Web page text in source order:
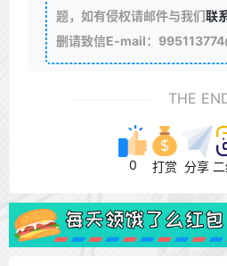
题，如有侵权请邮件与我们联
删请致信E-mail：
THE
0 打赏 分享